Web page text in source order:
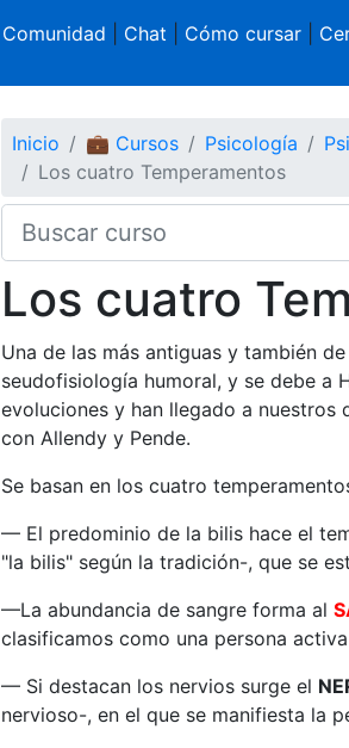
Comunidad Chat Cómo cursar|
Inicio 💼 Cursos Psicología
Los cuatro Temperamentos
Los cuatro
Una de las más antiguas y también
seudofisiología humoral, y se debe a
evoluciones y han llegado a
con Allendy y Pende.
Se basan en los cuatro
— El predominio de la bilis hace el
"la bilis" según la tradición-, que se
—La abundancia de sangre forma al
clasificamos como una persona
— Si destacan los nervios surge el
nervioso-, en el que se manifiesta la